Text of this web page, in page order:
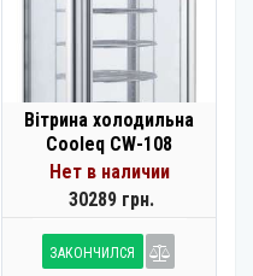
Вітрина холодильна
Cooleq CW-108
Нет в наличии
30289 грн.
ЗАКОНЧИЛСЯ